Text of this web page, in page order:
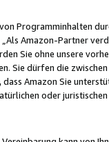
Programminhalten
Amazon-Partner
Sie ohne unsere
Sie dürfen die zwischen
Amazon Sie
oder